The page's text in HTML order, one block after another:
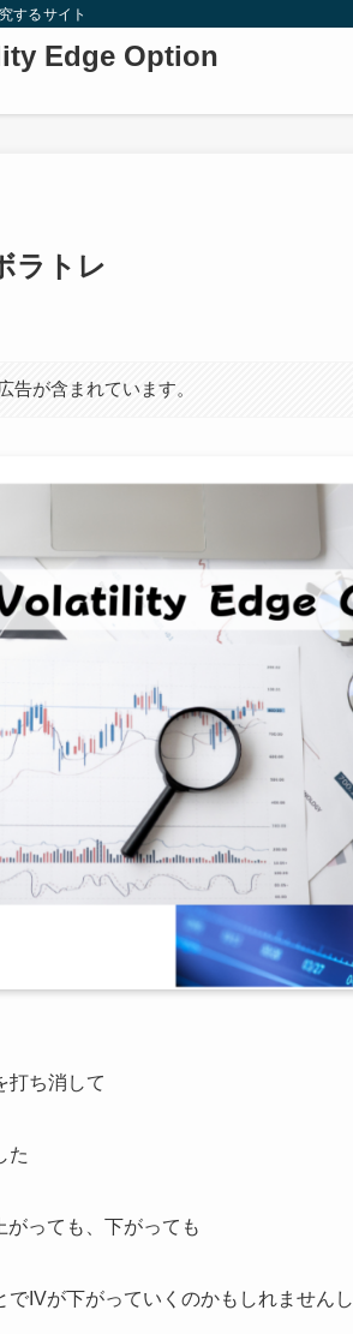
するサイト
Edge Option
ラトレ
告が含まれています。
打ち消して
た
がっても、下がっても
でIVが下がっていくのかもしれませんし